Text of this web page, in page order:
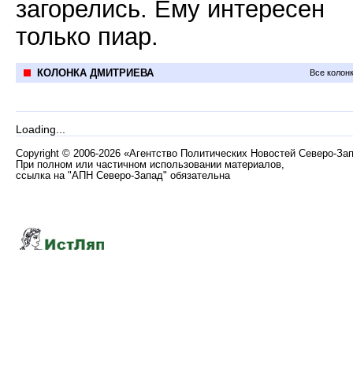
загорелись. Ему интересен
только пиар.
КОЛОНКА ДМИТРИЕВА Все
Loading...
Copyright © 2006-2026 «Агентство Политических Новостей Северо-
При полном или частичном использовании материалов,
ссылка на "АПН Северо-Запад" обязательна